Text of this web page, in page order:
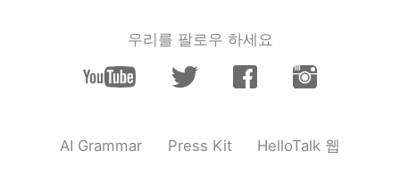
EN JP
George 조지 ジョージ 2019.08.31 10:21
우리를 팔로우 하세요
AI Grammar Press Kit HelloTalk 웹